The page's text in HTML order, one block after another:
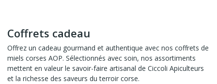
Coffrets cadeau
Offrez un cadeau gourmand et authentique avec nos coffrets de
miels corses AOP. Sélectionnés avec soin, nos assortiments
mettent en valeur le savoir-faire artisanal de Ciccoli Apiculteurs
et la richesse des saveurs du terroir corse.